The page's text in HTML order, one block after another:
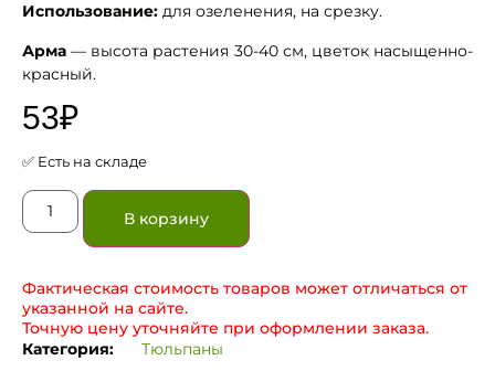
Использование: для озеленения, на срезку.
Арма — высота растения 30-40 см, цветок насыщенно-
красный.
53₽
✅ Есть на складе
В корзину
Фактическая стоимость товаров может отличаться от
указанной на сайте.
Точную цену уточняйте при оформлении заказа.
Категория:
Тюльпаны